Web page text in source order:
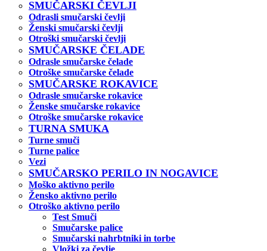
SMUČARSKI ČEVLJI
Odrasli smučarski čevlji
Ženski smučarski čevlji
Otroški smučarski čevlji
SMUČARSKE ČELADE
Odrasle smučarske čelade
Otroške smučarske čelade
SMUČARSKE ROKAVICE
Odrasle smučarske rokavice
Ženske smučarske rokavice
Otroške smučarske rokavice
TURNA SMUKA
Turne smuči
Turne palice
Vezi
SMUČARSKO PERILO IN NOGAVICE
Moško aktivno perilo
Žensko aktivno perilo
Otroško aktivno perilo
Test Smuči
Smučarske palice
Smučarski nahrbtniki in torbe
Vložki za čevlje